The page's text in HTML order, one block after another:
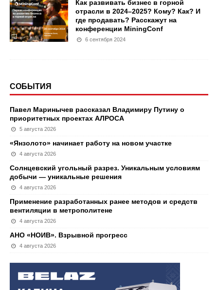
Как развивать бизнес в горной
отрасли в 2024–2025? Кому? Как? И
где продавать? Расскажут на
конференции MiningConf
6 сентября 2024
СОБЫТИЯ
Павел Маринычев рассказал Владимиру Путину о
приоритетных проектах АЛРОСА
5 августа 2026
«Янзолото» начинает работу на новом участке
4 августа 2026
Солнцевский угольный разрез. Уникальным условиям
добычи — уникальные решения
4 августа 2026
Применение разработанных ранее методов и средств
вентиляции в метрополитене
4 августа 2026
АНО «НОИВ». Взрывной прогресс
4 августа 2026